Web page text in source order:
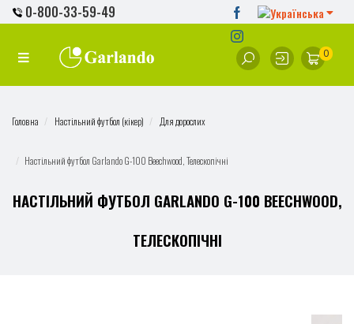
0-800-33-59-49
0
Головна Настільний футбол (кікер) Для дорослих
Настільний футбол Garlando G-100 Beechwood, Телескопічні
НАСТІЛЬНИЙ ФУТБОЛ GARLANDO G-100 BEECHWOOD,
ТЕЛЕСКОПІЧНІ